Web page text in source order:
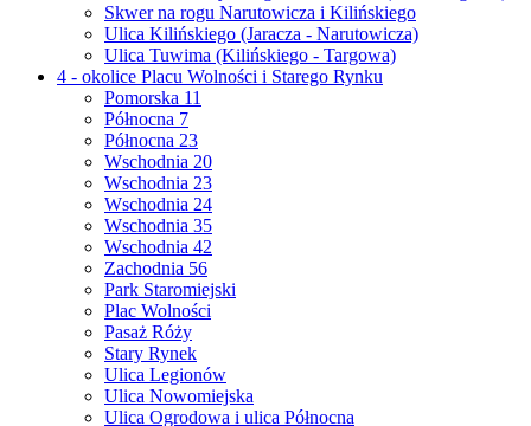
Skwer na rogu Narutowicza i Kilińskiego
Ulica Kilińskiego (Jaracza - Narutowicza)
Ulica Tuwima (Kilińskiego - Targowa)
4 - okolice Placu Wolności i Starego Rynku
Pomorska 11
Północna 7
Północna 23
Wschodnia 20
Wschodnia 23
Wschodnia 24
Wschodnia 35
Wschodnia 42
Zachodnia 56
Park Staromiejski
Plac Wolności
Pasaż Róży
Stary Rynek
Ulica Legionów
Ulica Nowomiejska
Ulica Ogrodowa i ulica Północna